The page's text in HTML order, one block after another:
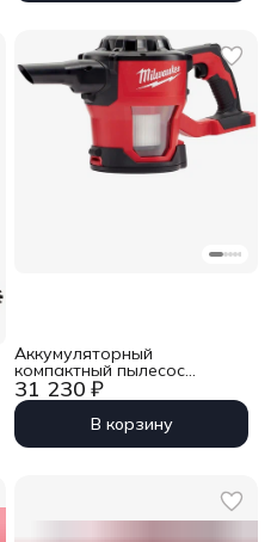
31 230 ₽
Аккумуляторный
компактный пылесос
Milwaukee M18 CV-0
В корзину